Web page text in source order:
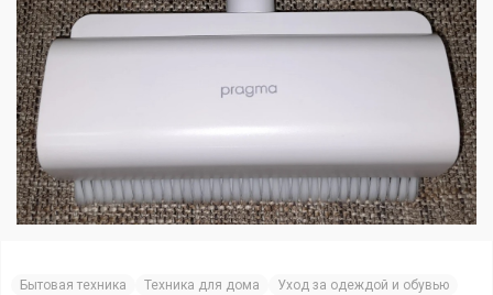
Бытовая техника Техника для дома
Уход за одеждой и обувью